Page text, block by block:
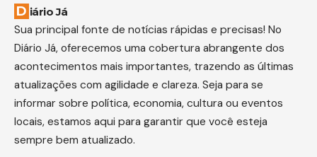
Diário Já
Sua principal fonte de notícias rápidas e precisas! No
Diário Já, oferecemos uma cobertura abrangente dos
acontecimentos mais importantes, trazendo as últimas
atualizações com agilidade e clareza. Seja para se
informar sobre política, economia, cultura ou eventos
locais, estamos aqui para garantir que você esteja
sempre bem atualizado.